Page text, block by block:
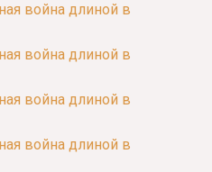
война длиной в
война длиной в
война длиной в
война длиной в